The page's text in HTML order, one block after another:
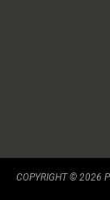
COPYRIGHT © 2026